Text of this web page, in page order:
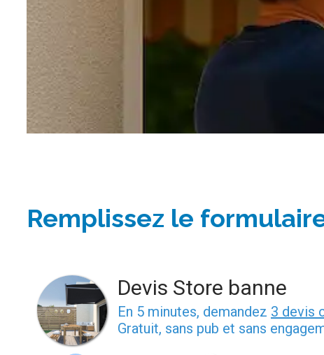
Remplissez le
Devis Store banne
En 5 minutes, demandez 3 devis
Gratuit, sans pub et sans